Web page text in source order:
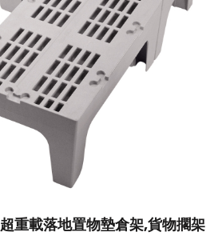
重載落地置物墊倉架,貨物擱架